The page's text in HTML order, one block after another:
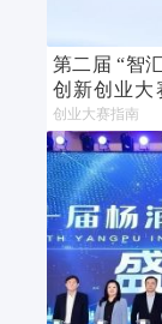
第二届 “智
创新创业大
落幕
创业大赛指南